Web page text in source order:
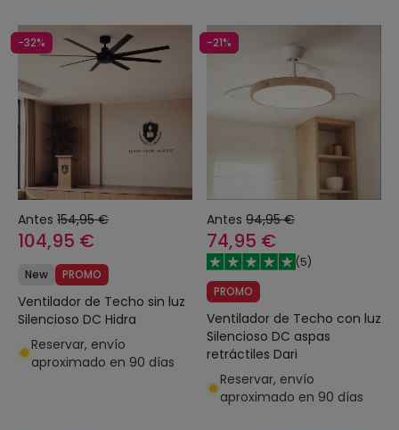
-32%
Antes 154,95 €
104,95 €
New PROMO
Ventilador de Techo sin luz
Silencioso DC Hidra
Reservar, envío
aproximado en 90 días
-21%
Antes 94,95 €
74,95 €
(5)
PROMO
Ventilador de Techo con luz
Silencioso DC aspas
retráctiles Dari
Reservar, envío
aproximado en 90 días